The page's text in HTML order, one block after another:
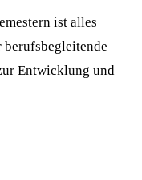
ist alles
Entwicklung und